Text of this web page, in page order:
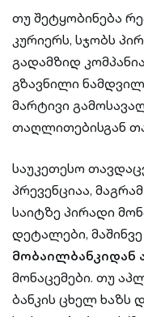
თუ შეტყობინება
კურიერს, სჯობს
გადამზიდ
გზავნილი
მარტივი
თაღლითებისგან
საუკეთესო
პრევენციაა,
საიტზე პირადი
დეტალები, მაშინვე
მობაილბანკიდან
მონაცემები. თუ
ბანკის ცხელ ხაზს